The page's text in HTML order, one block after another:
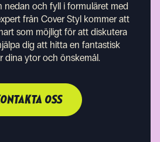
nedan och fyll i formuläret med
från Cover Styl kommer att
som möjligt för att diskutera
dig att hitta en fantastisk
dina ytor och önskemål.
OSS